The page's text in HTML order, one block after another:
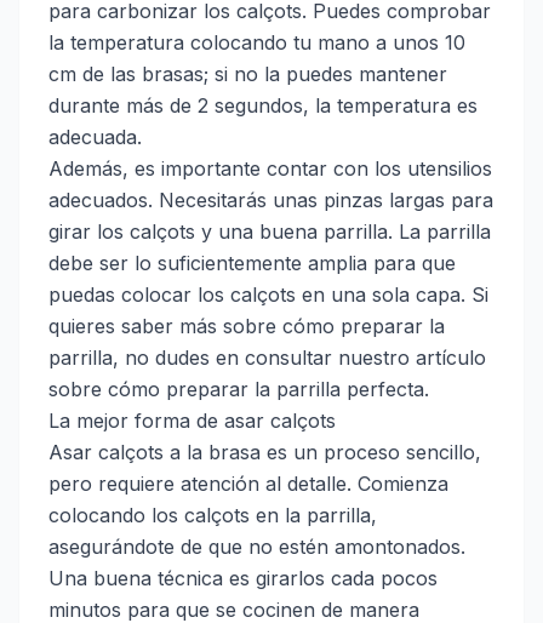
para carbonizar los calçots. Puedes comprobar
la temperatura colocando tu mano a unos 10
cm de las brasas; si no la puedes mantener
durante más de 2 segundos, la temperatura es
adecuada.
Además, es importante contar con los utensilios
adecuados. Necesitarás unas pinzas largas para
girar los calçots y una buena parrilla. La parrilla
debe ser lo suficientemente amplia para que
puedas colocar los calçots en una sola capa. Si
quieres saber más sobre cómo preparar la
parrilla, no dudes en consultar nuestro artículo
sobre cómo preparar la parrilla perfecta.
La mejor forma de asar calçots
Asar calçots a la brasa es un proceso sencillo,
pero requiere atención al detalle. Comienza
colocando los calçots en la parrilla,
asegurándote de que no estén amontonados.
Una buena técnica es girarlos cada pocos
minutos para que se cocinen de manera